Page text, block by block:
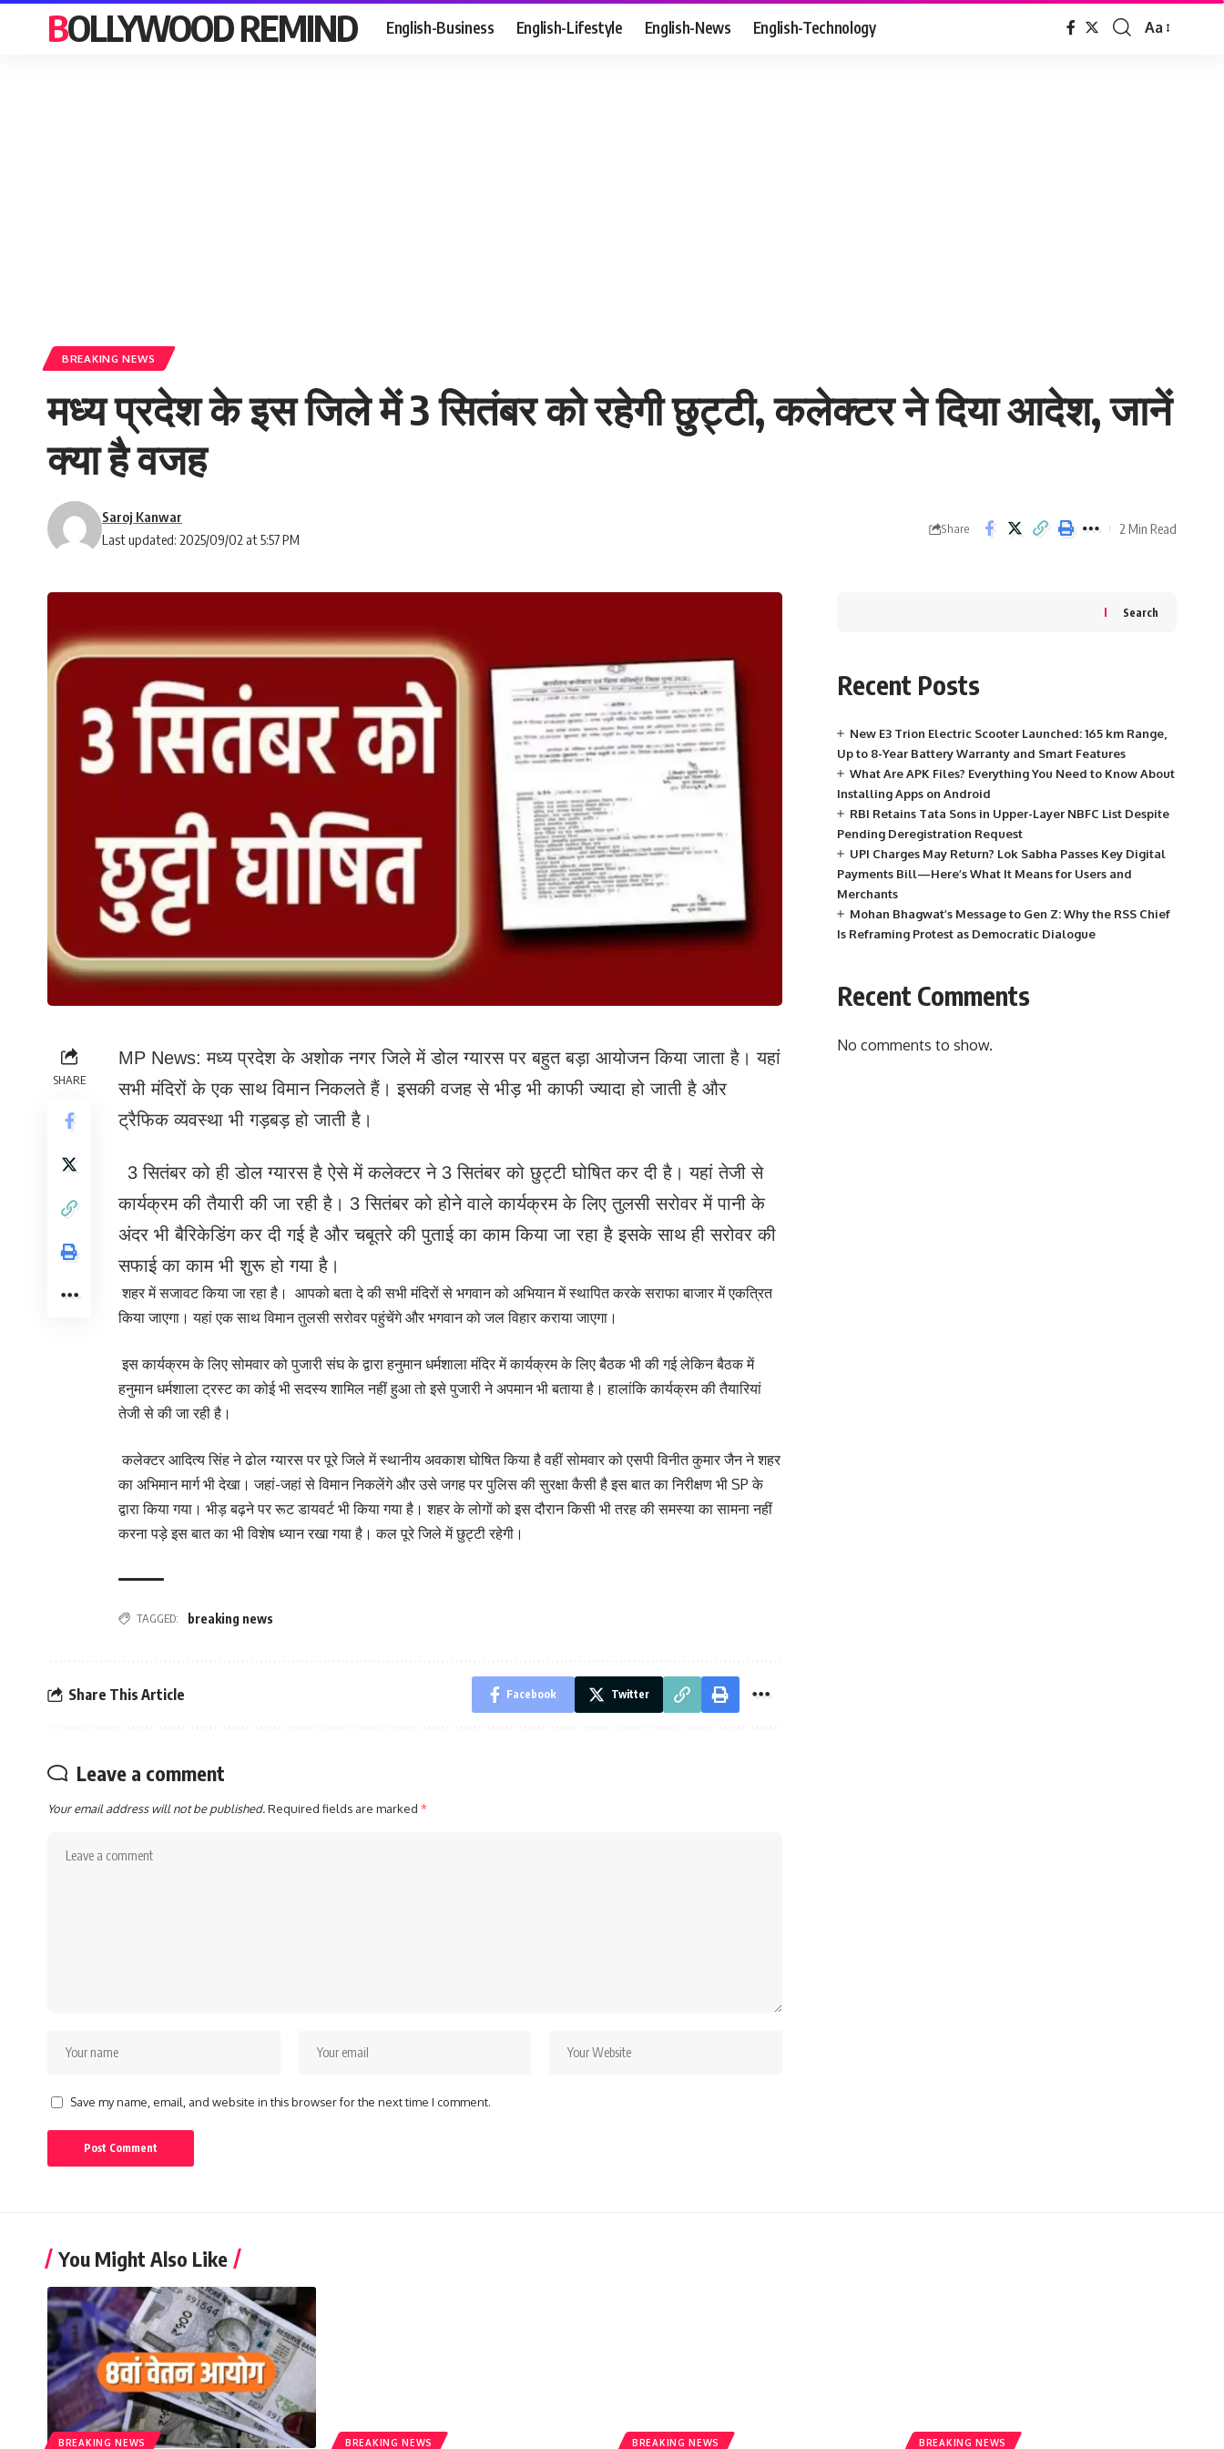
BOLLYWOOD REMIND English-Business English-Lifestyle English-News English-Technology
Font
Aa
BREAKING NEWS
मध्य प्रदेश के इस जिले में 3 सितंबर को रहेगी छुट्टी, कलेक्टर ने दिया आदेश, जानें
क्या है वजह
Last updated: 2025/09/02 at 5:57 PM
Saroj Kanwar
Share 2 Min Read
SHARE
MP News: मध्य प्रदेश के अशोक नगर जिले में डोल ग्यारस पर बहुत बड़ा आयोजन किया जाता है। यहां
सभी मंदिरों के एक साथ विमान निकलते हैं। इसकी वजह से भीड़ भी काफी ज्यादा हो जाती है और
ट्रैफिक व्यवस्था भी गड़बड़ हो जाती है।
3 सितंबर को ही डोल ग्यारस है ऐसे में कलेक्टर ने 3 सितंबर को छुट्टी घोषित कर दी है। यहां तेजी से
कार्यक्रम की तैयारी की जा रही है। 3 सितंबर को होने वाले कार्यक्रम के लिए तुलसी सरोवर में पानी के
अंदर भी बैरिकेडिंग कर दी गई है और चबूतरे की पुताई का काम किया जा रहा है इसके साथ ही सरोवर की
सफाई का काम भी शुरू हो गया है।
शहर में सजावट किया जा रहा है। आपको बता दे की सभी मंदिरों से भगवान को अभियान में स्थापित करके सराफा बाजार में एकत्रित
किया जाएगा। यहां एक साथ विमान तुलसी सरोवर पहुंचेंगे और भगवान को जल विहार कराया जाएगा।
इस कार्यक्रम के लिए सोमवार को पुजारी संघ के द्वारा हनुमान धर्मशाला मंदिर में कार्यक्रम के लिए बैठक भी की गई लेकिन बैठक में
हनुमान धर्मशाला ट्रस्ट का कोई भी सदस्य शामिल नहीं हुआ तो इसे पुजारी ने अपमान भी बताया है। हालांकि कार्यक्रम की तैयारियां
तेजी से की जा रही है।
कलेक्टर आदित्य सिंह ने ढोल ग्यारस पर पूरे जिले में स्थानीय अवकाश घोषित किया है वहीं सोमवार को एसपी विनीत कुमार जैन ने शहर
का अभिमान मार्ग भी देखा। जहां-जहां से विमान निकलेंगे और उसे जगह पर पुलिस की सुरक्षा कैसी है इस बात का निरीक्षण भी SP के
द्वारा किया गया। भीड़ बढ़ने पर रूट डायवर्ट भी किया गया है। शहर के लोगों को इस दौरान किसी भी तरह की समस्या का सामना नहीं
करना पड़े इस बात का भी विशेष ध्यान रखा गया है। कल पूरे जिले में छुट्टी रहेगी।
TAGGED: breaking news
Share This Article Facebook Twitter
Leave a comment
Your email address will not be published.Required fields are marked *
Save my name, email, and website in this browser for the next time I comment.
Search
Recent Posts
New E3 Trion Electric Scooter Launched: 165 km Range,
Up to 8-Year Battery Warranty and Smart Features
What Are APK Files? Everything You Need to Know About
Installing Apps on Android
RBI Retains Tata Sons in Upper-Layer NBFC List Despite
Pending Deregistration Request
UPI Charges May Return? Lok Sabha Passes Key Digital
Payments Bill—Here’s What It Means for Users and
Merchants
Mohan Bhagwat’s Message to Gen Z: Why the RSS Chief
Is Reframing Protest as Democratic Dialogue
Recent Comments
No comments to show.
You Might Also Like
BREAKING NEWS BREAKING NEWS BREAKING NEWS BREAKING NEWS